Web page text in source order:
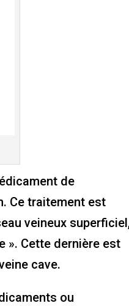
de
Ce traitement est
veineux
». Cette dernière est
cave.
ou